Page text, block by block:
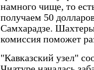
намного чище, то
получаем 50
Самхарадзе.
комиссия поможет
"Кавказский узел"